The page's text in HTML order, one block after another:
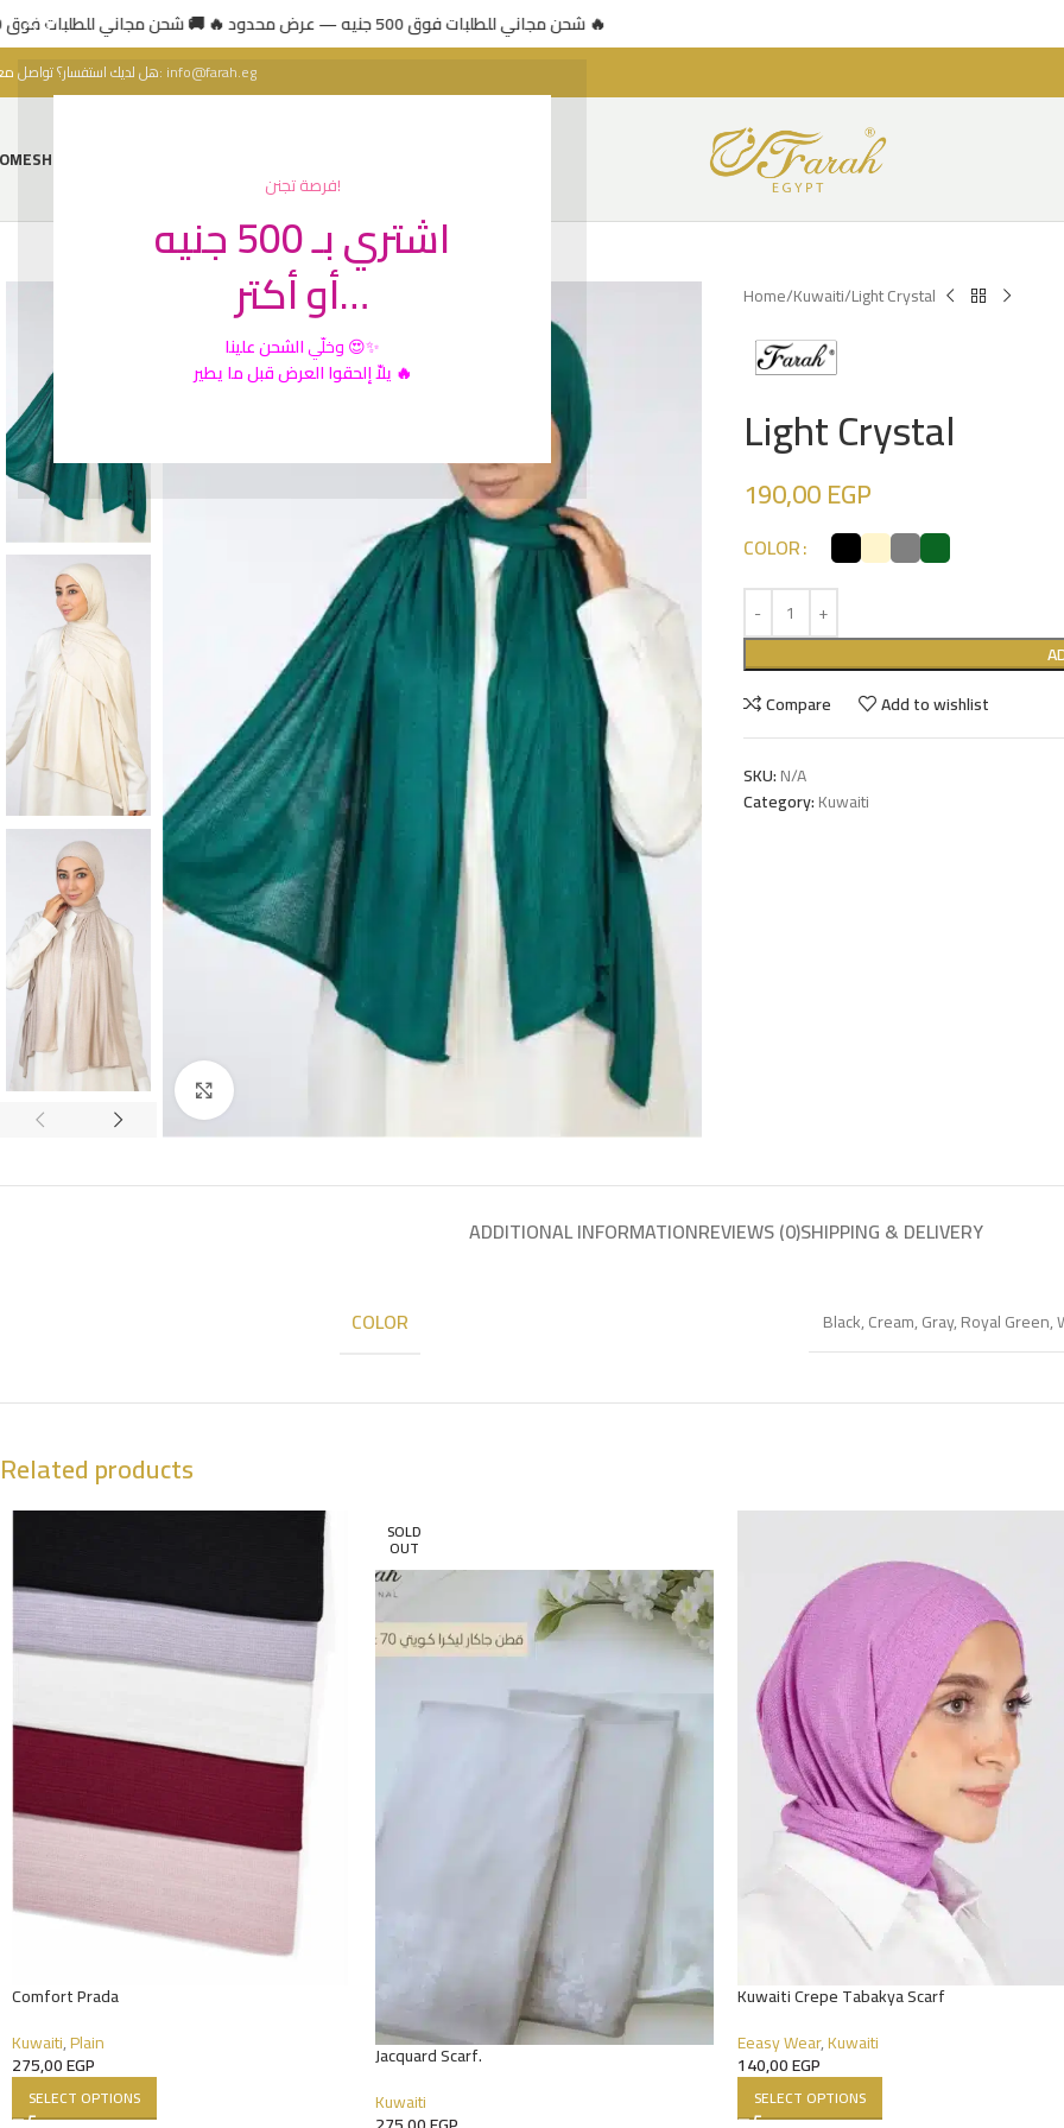
فرصة تجنن!
اشتري بـ 500 جنيه
أو أكتر…
وخلّيالشحن علينا
😍✨
يلاّ إلحقوا العرض قبل ما يطير 🔥
🚚 شحن مجاني للطلبات فوق 500 جنيه — عرض محدود 🔥🚚 شحن مجاني للطلبات فوق 500 جنيه — عرض محدود 🔥
هل لديك استفسار؟ تواصل معنا: info@farah.eg
SHOP
Home Kuwaiti Light Crystal
Light Crystal
190,00EGP
COLOR
Compare
Add to wishlist
SKU:N/A
Category:Kuwaiti
ADDITIONAL INFORMATIONREVIEWS (0)SHIPPING & DELIVERY
COLOR Black,Cream,Gray,Royal Green,
Related products
Comfort Prada
Kuwaiti,Plain
275,00EGP
SELECT OPTIONS
SOLD
OUT
Jacquard Scarf.
Kuwaiti
Kuwaiti Crepe Tabakya Scarf
Eeasy Wear,Kuwaiti
140,00EGP
SELECT OPTIONS